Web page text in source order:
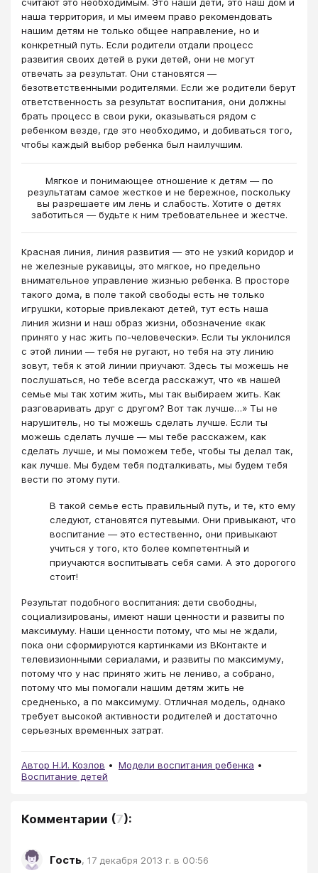
наша территория, и мы имеем право рекомендовать
нашим детям не только общее направление, но и
конкретный путь. Если родители отдали процесс
развития своих детей в руки детей, они не могут
отвечать за результат. Они становятся —
безответственными родителями. Если же родители берут
ответственность за результат воспитания, они должны
брать процесс в свои руки, оказываться рядом с
ребенком везде, где это необходимо, и добиваться того,
чтобы каждый выбор ребенка был наилучшим.
Мягкое и понимающее отношение к детям — по
результатам самое жесткое и не бережное, поскольку
вы разрешаете им лень и слабость. Хотите о детях
заботиться — будьте к ним требовательнее и жестче.
Красная линия, линия развития — это не узкий коридор и
не железные рукавицы, это мягкое, но предельно
внимательное управление жизнью ребенка. В просторе
такого дома, в поле такой свободы есть не только
игрушки, которые привлекают детей, тут есть наша
линия жизни и наш образ жизни, обозначение «как
принято у нас жить по-человечески». Если ты уклонился
с этой линии — тебя не ругают, но тебя на эту линию
зовут, тебя к этой линии приучают. Здесь ты можешь не
послушаться, но тебе всегда расскажут, что «в нашей
семье мы так хотим жить, мы так выбираем жить. Как
разговаривать друг с другом? Вот так лучше…» Ты не
нарушитель, но ты можешь сделать лучше. Если ты
можешь сделать лучше — мы тебе расскажем, как
сделать лучше, и мы поможем тебе, чтобы ты делал так,
как лучше. Мы будем тебя подталкивать, мы будем тебя
вести по этому пути.
В такой семье есть правильный путь, и те, кто ему
следуют, становятся путевыми. Они привыкают, что
воспитание — это естественно, они привыкают
учиться у того, кто более компетентный и
приучаются воспитывать себя сами. А это дорогого
стоит!
Результат подобного воспитания: дети свободны,
социализированы, имеют наши ценности и развиты по
максимуму. Наши ценности потому, что мы не ждали,
пока они сформируются картинками из ВКонтакте и
телевизионными сериалами, и развиты по максимуму,
потому что у нас принято жить не лениво, а собрано,
потому что мы помогали нашим детям жить не
средненько, а по максимуму. Отличная модель, однако
требует высокой активности родителей и достаточно
серьезных временных затрат.
Автор Н.И. Козлов
Модели воспитания ребенка
Воспитание детей
Комментарии (7):
Гость, 17 декабря 2013 г. в 00:56